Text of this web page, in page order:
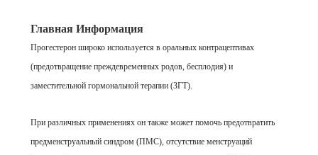
Главная Информация
Прогестерон широко используется в оральных контрацептивах
(предотвращение преждевременных родов, бесплодия) и
заместительной гормональной терапии (ЗГТ).
При различных применениях он также может помочь предотвратить
предменструальный синдром (ПМС), отсутствие менструаций